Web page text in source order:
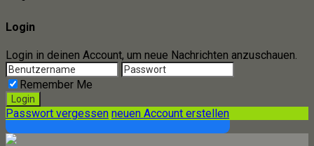
Login
Login in deinen Account, um neue Nachrichten anzuschauen.
Remember Me
Passwort vergessen neuen Account erstellen